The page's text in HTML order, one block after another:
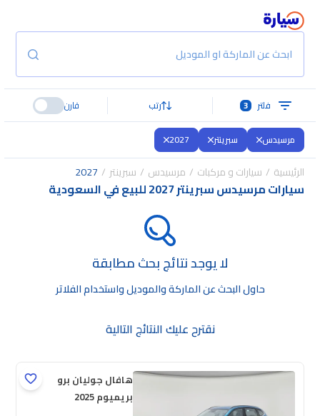
ابحث عن الماركة او الموديل
فلتر 3 رتب قارن
مرسيدس سبرينتر 2027
الرئيسية سيارات و مركبات مرسيدس سبرينتر 2027
سيارات مرسيدس سبرينتر 2027 للبيع في السعودية
لا يوجد نتائج بحث مطابقة
حاول البحث عن الماركة والموديل واستخدام الفلاتر
نقترح عليك النتائج التالية
هافال جوليان برو
بريميوم 2025